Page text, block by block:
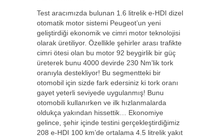
Test aracımızda bulunan 1.6 litrelik e-HDI dizel
otomatik motor sistemi Peugeot’un yeni
geliştirdiği ekonomik ve cimri motor teknolojisi
olarak üretiliyor. Özellikle şehirler arası trafikte
cimri ötesi olan bu motor 92 beygirlik bir güç
üreterek bunu 4000 devirde 230 Nm’lik tork
oranıyla destekliyor! Bu segmentteki bir
otomobil için sizde fark edersiniz ki tork oranı
gayet yeterli seviyede uygulanmış! Bunu
otomobili kullanırken ve ilk hızlanmalarda
oldukça yakından hissettik… Ekonomiye
gelince, şehir içinde testini gerçekleştirdiğimiz
208 e-HDI 100 km’de ortalama 4.5 litrelik yakıt